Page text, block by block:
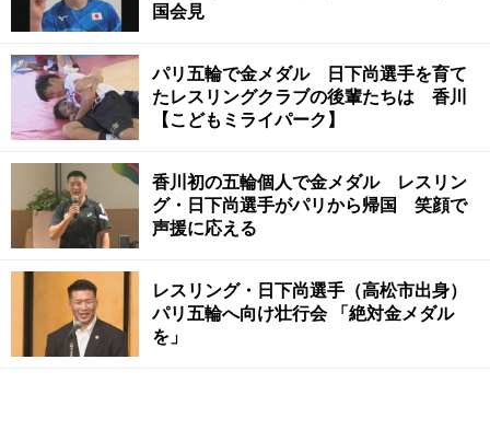
国会見
パリ五輪で金メダル 日下尚選手を育て
たレスリングクラブの後輩たちは 香川
【こどもミライパーク】
香川初の五輪個人で金メダル レスリン
グ・日下尚選手がパリから帰国 笑顔で
声援に応える
レスリング・日下尚選手（高松市出身）
パリ五輪へ向け壮行会 「絶対金メダル
を」